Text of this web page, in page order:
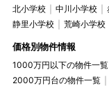
北小学校
中川小学校
静里小学校
荒崎小学校
価格別物件情報
1000万円以下の物件一覧
2000万円台の物件一覧